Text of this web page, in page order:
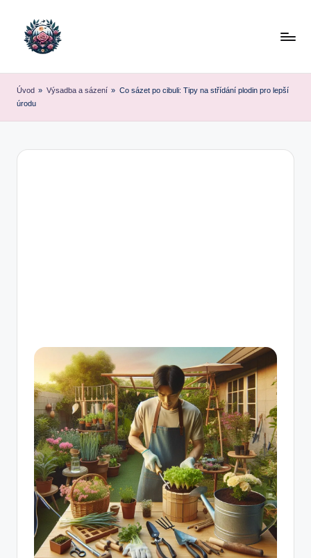
Úvod » Výsadba a sázení » Co sázet po cibuli: Tipy na střídání plodin pro lepší
úrodu